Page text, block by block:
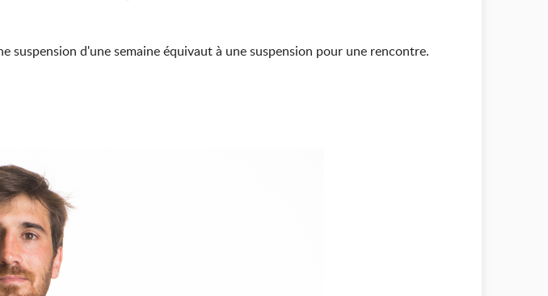
d'une semaine équivaut à une suspension pour une rencontre.